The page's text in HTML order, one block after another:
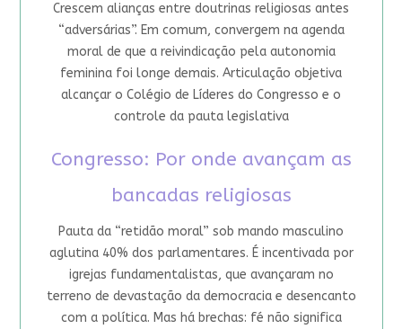
Crescem alianças entre doutrinas religiosas antes
“adversárias”. Em comum, convergem na agenda
moral de que a reivindicação pela autonomia
feminina foi longe demais. Articulação objetiva
alcançar o Colégio de Líderes do Congresso e o
controle da pauta legislativa
Congresso: Por onde avançam as
bancadas religiosas
Pauta da “retidão moral” sob mando masculino
aglutina 40% dos parlamentares. É incentivada por
igrejas fundamentalistas, que avançaram no
terreno de devastação da democracia e desencanto
com a política. Mas há brechas: fé não significa